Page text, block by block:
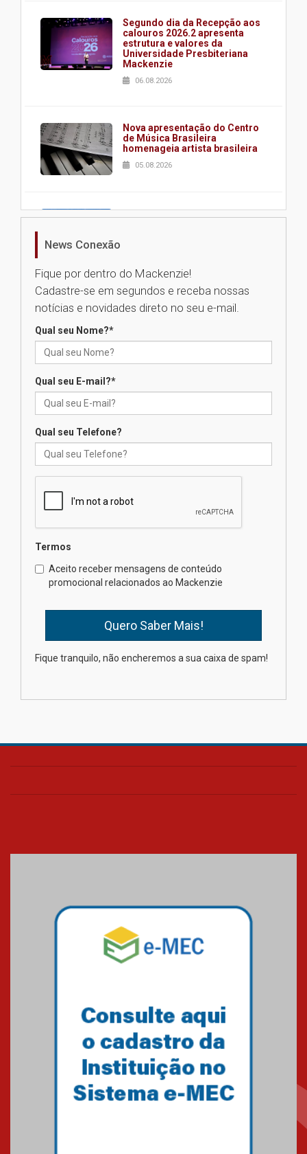
Segundo dia da Recepção aos
calouros 2026.2 apresenta
estrutura e valores da
Universidade Presbiteriana
Mackenzie
06.08.2026
Nova apresentação do Centro
de Música Brasileira
homenageia artista brasileira
05.08.2026
Universidade Mackenzie
Seminário discute desafios
das novas tecnologias em
calouros do segundo semestre
Brasília prepara seus
mesmo do Ensino Médio
Como os pais podem investir
na educação dos filhos além da
escola
Transformadora reúne
News Conexão
Fique por dentro do Mackenzie!
Cadastre-se em segundos e receba nossas
notícias e novidades direto no seu e-mail.
Qual seu Nome?*
Qual seu E-mail?*
Qual seu Telefone?
Termos
Aceito receber mensagens de conteúdo
promocional relacionados ao Mackenzie
Fique tranquilo, não encheremos a sua caixa de spam!